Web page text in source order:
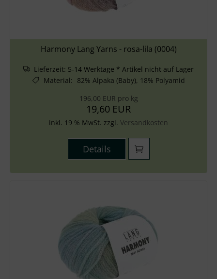
Harmony Lang Yarns - rosa-lila (0004)
Lieferzeit: 5-14 Werktage * Artikel nicht auf Lager
Material: 82% Alpaka (Baby), 18% Polyamid
196,00 EUR pro kg
19,60 EUR
inkl. 19 % MwSt. zzgl. Versandkosten
Details